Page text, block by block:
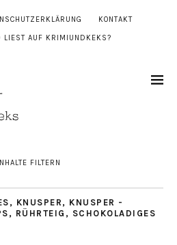
KONTAKT
LIEST AUF KRIMIUNDKEKS?
INHALTE FILTERN
, KNUSPER, KNUSPER -
, RÜHRTEIG , SCHOKOLADIGES